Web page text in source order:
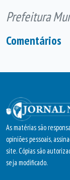
Prefeitura
Comentários
As matérias são
opiniões pessoais,
site. Cópias são
seja modificado.